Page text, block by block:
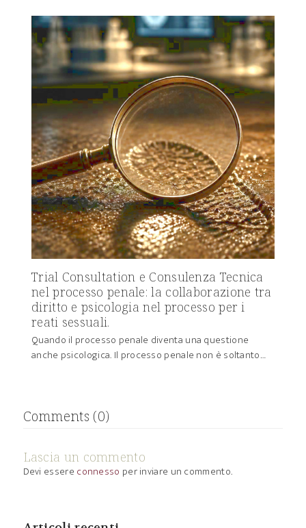
Trial Consultation e Consulenza Tecnica
nel processo penale: la collaborazione tra
diritto e psicologia nel processo per i
reati sessuali.
Quando il processo penale diventa una questione
anche psicologica. Il processo penale non è soltanto…
Comments (0)
Lascia un commento
Devi essere connesso per inviare un commento.